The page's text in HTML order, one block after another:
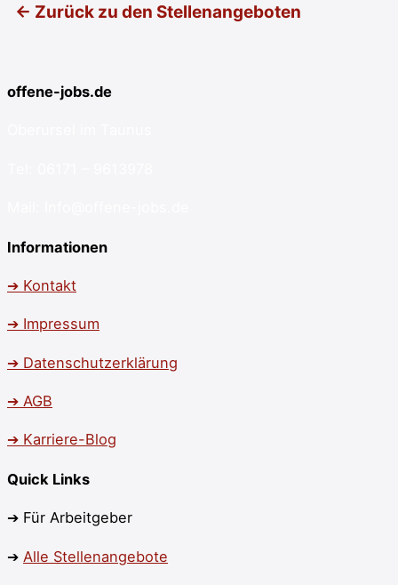
← Zurück zu den Stellenangeboten
offene-jobs.de
Informationen
➔ Kontakt
➔ Impressum
➔ Datenschutzerklärung
➔ AGB
➔ Karriere-Blog
Quick Links
➔ Für Arbeitgeber
➔ Alle Stellenangebote